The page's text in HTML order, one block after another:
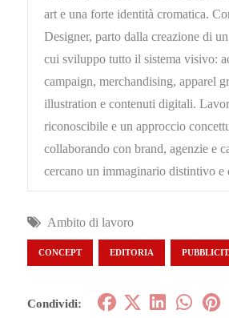
art e una forte identità cromatica.
Designer, parto dalla creazione di
cui sviluppo tutto il sistema visivo:
campaign, merchandising, apparel
illustration e contenuti digitali.
riconoscibile e un approccio
collaborando con brand, agenzie e
cercano un immaginario distintivo e
Ambito di lavoro
CONCEPT EDITORIA
Condividi: